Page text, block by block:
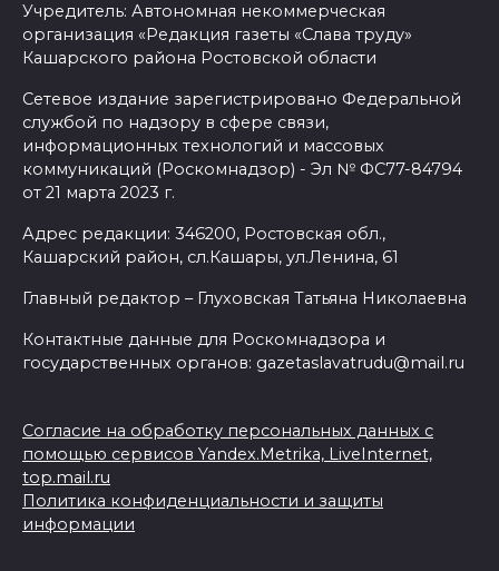
Учредитель: Автономная некоммерческая
организация «Редакция газеты «Слава труду»
Кашарского района Ростовской области
Сетевое издание зарегистрировано Федеральной
службой по надзору в сфере связи,
информационных технологий и массовых
коммуникаций (Роскомнадзор) - Эл № ФС77-84794
от 21 марта 2023 г.
Адрес редакции: 346200, Ростовская обл.,
Кашарский район, сл.Кашары, ул.Ленина, 61
Главный редактор – Глуховская Татьяна Николаевна
Контактные данные для Роскомнадзора и
государственных органов: gazetaslavatrudu@mail.ru
Согласие на обработку персональных данных с
помощью сервисов Yandex.Metrika, LiveInternet,
top.mail.ru
Политика конфиденциальности и защиты
информации